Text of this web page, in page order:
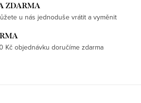
ZDARMA
u nás jednoduše vrátit a vyměnit
Kč objednávku doručíme zdarma